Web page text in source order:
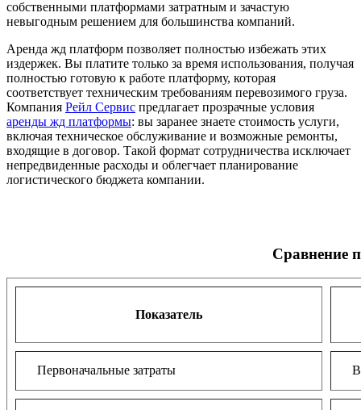
собственными платформами затратным и зачастую
невыгодным решением для большинства компаний.
Аренда жд платформ позволяет полностью избежать этих
издержек. Вы платите только за время использования, получая
полностью готовую к работе платформу, которая
соответствует техническим требованиям перевозимого груза.
Компания Рейл Сервис предлагает прозрачные условия
аренды жд платформы: вы заранее знаете стоимость услуги,
включая техническое обслуживание и возможные ремонты,
входящие в договор. Такой формат сотрудничества исключает
непредвиденные расходы и облегчает планирование
логистического бюджета компании.
Сравнение
Показатель
Первоначальные затраты